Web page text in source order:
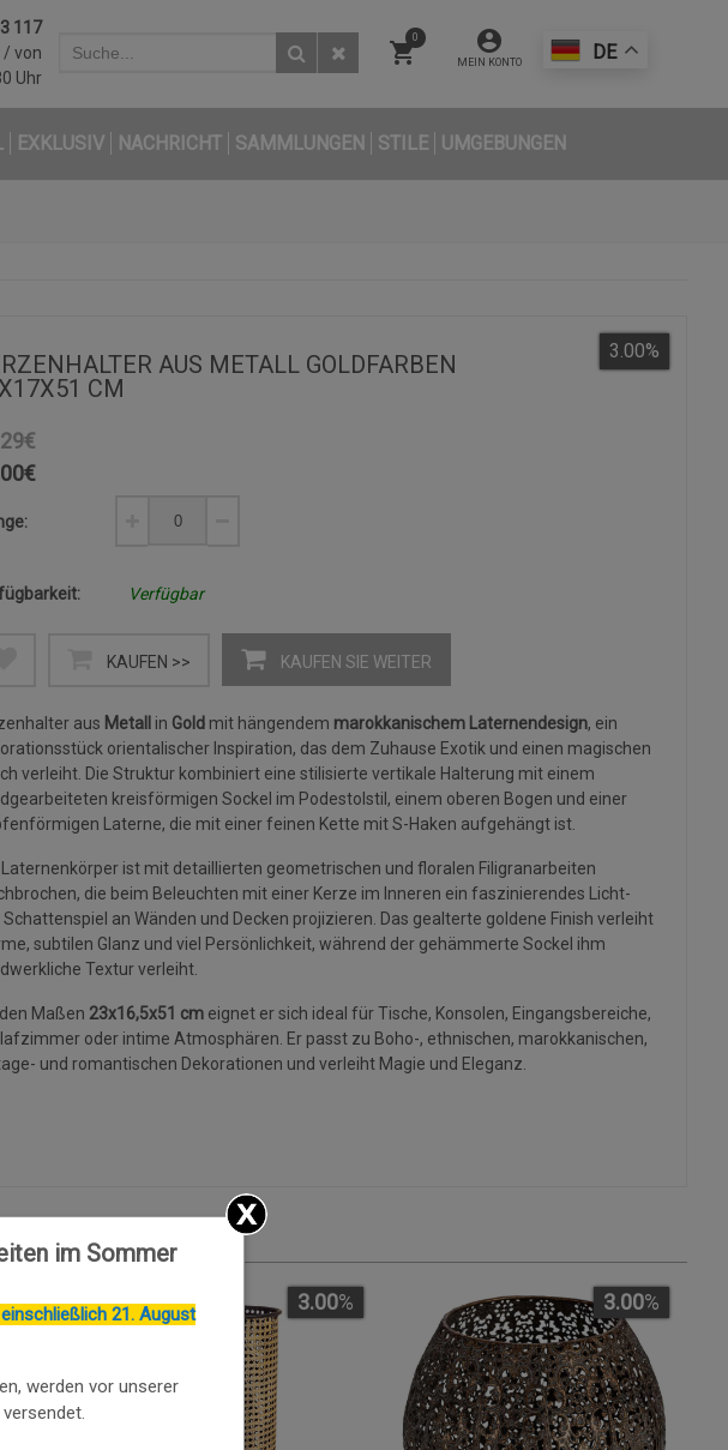
117
/ von
Uhr
DE
MEIN KONTO
0
EXKLUSIV NACHRICHT SAMMLUNGEN STILE UMGEBUNGEN
AUS METALL GOLDFARBEN
CM
3.00%
€
Verfügbar
KAUFEN >> KAUFEN SIE WEITER
aus Metall in Gold mit hängendem marokkanischem Laternendesign, ein
orientalischer Inspiration, das dem Zuhause Exotik und einen magischen
verleiht. Die Struktur kombiniert eine stilisierte vertikale Halterung mit einem
kreisförmigen Sockel im Podestolstil, einem oberen Bogen und einer
Laterne, die mit einer feinen Kette mit S-Haken aufgehängt ist.
Laternenkörper ist mit detaillierten geometrischen und floralen Filigranarbeiten
die beim Beleuchten mit einer Kerze im Inneren ein faszinierendes Licht-
Schattenspiel an Wänden und Decken projizieren. Das gealterte goldene Finish verleiht
subtilen Glanz und viel Persönlichkeit, während der gehämmerte Sockel ihm
Textur verleiht.
Maßen 23x16,5x51 cm eignet er sich ideal für Tische, Konsolen, Eingangsbereiche,
oder intime Atmosphären. Er passt zu Boho-, ethnischen, marokkanischen,
und romantischen Dekorationen und verleiht Magie und Eleganz.
% 3.00% 3.00%
im Sommer
21. August
werden vor unserer